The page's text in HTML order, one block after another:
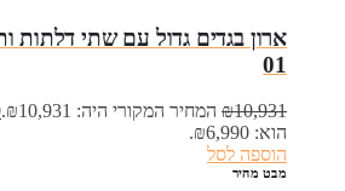
01
₪10,931 המחיר המקורי היה: ₪10,931.
הוא: ₪6,990.
הוספה לסל
מבט מהיר